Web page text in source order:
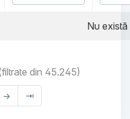
Nu
din 45.245)
→ ⇥